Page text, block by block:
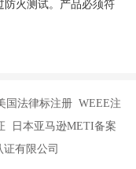
防火测试。产品必须符
法律标注册 WEEE注
日本亚马逊METI备案
有限公司